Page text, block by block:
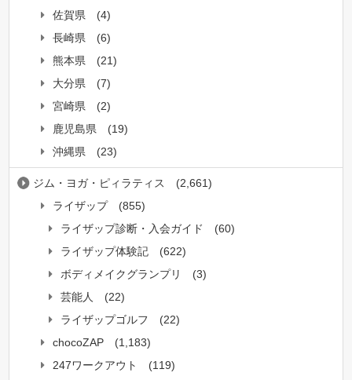
佐賀県
(4)
長崎県
(6)
熊本県
(21)
大分県
(7)
宮崎県
(2)
鹿児島県
(19)
沖縄県
(23)
ジム・ヨガ・ピィラティス
(2,661)
ライザップ
(855)
ライザップ診断・入会ガイド
(60)
ライザップ体験記
(622)
ボディメイクグランプリ
(3)
芸能人
(22)
ライザップゴルフ
(22)
chocoZAP
(1,183)
247ワークアウト
(119)